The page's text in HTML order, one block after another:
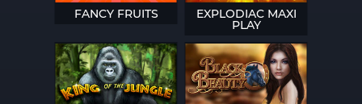
FANCY FRUITS EXPLODIAC MAXI
PLAY